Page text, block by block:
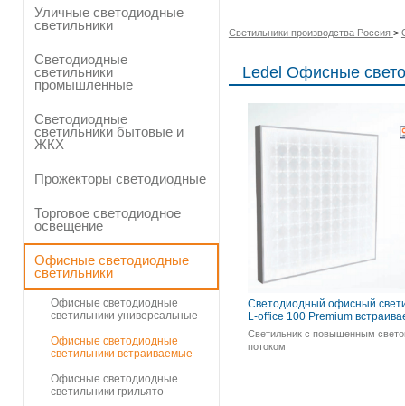
Уличные светодиодные
светильники
Светодиодные
светильники
промышленные
Светодиодные
светильники бытовые и
ЖКХ
Прожекторы светодиодные
Торговое светодиодное
освещение
Офисные светодиодные
светильники
Офисные светодиодные
светильники универсальные
Офисные светодиодные
светильники встраиваемые
Офисные светодиодные
светильники грильято
Светильники производства Россия >
Ledel Офисные
Cветодиодный офисный
L-office 100 Premium
Светильник с повышенным
потоком